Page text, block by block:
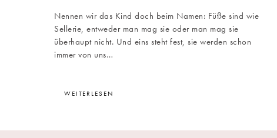
Nennen wir das Kind doch beim Namen: Füße sind wie
Sellerie, entweder man mag sie oder man mag sie
überhaupt nicht. Und eins steht fest, sie werden schon
immer von uns…
WEITERLESEN